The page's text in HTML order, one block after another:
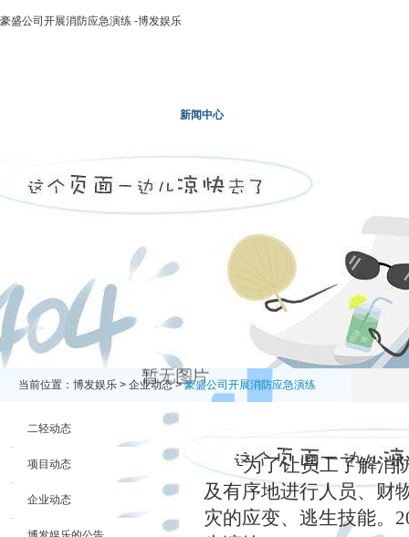
豪盛公司开展消防应急演练 -博发娱乐
新闻中心
当前位置： 博发娱乐 > 企业动态>豪盛公司开展消防应急演练
二轻动态
项目动态
企业动态
为了让员工了解消
及有序地进行人员、财
灾的应变、逃生技能。